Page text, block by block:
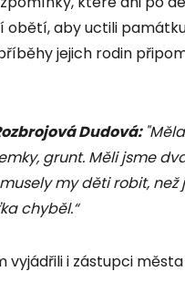
obětí, aby uctili
jejich rodin
Dudová:
grunt. Měli jsme
my děti robit, než
chyběl.“
vyjádřili i zástupci města